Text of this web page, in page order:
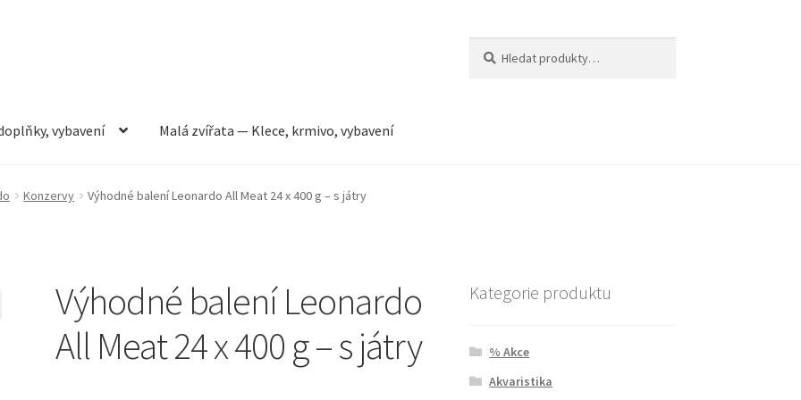
vybavení Malá zvířata — Klece, krmivo, vybavení
vybavení Můj účet Obchod Pokladna Vše pro kočky
Konzervy Výhodné balení Leonardo All Meat 24 x 400 g – s játry
Výhodné balení Leonardo
All Meat 24 x 400 g – s játry
Kategorie produktu
% Akce
Akvaristika